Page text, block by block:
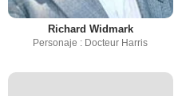
Richard Widmark
Personaje : Docteur Harris